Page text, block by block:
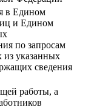
в Едином
и Едином
по запросам
указанных
сведения
работы, а